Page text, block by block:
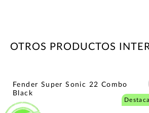
OTROS PRODUCTOS
Fender Super Sonic 22 Combo
Black